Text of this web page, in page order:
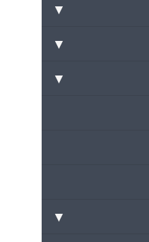
▾
▾
▾
▾